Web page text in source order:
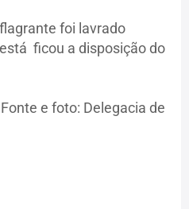
foi lavrado
ficou a disposição do
e foto: Delegacia de